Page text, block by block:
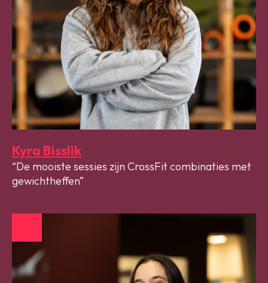
Kyra Bisslik
De mooiste sessies zijn CrossFit combinaties met
gewichtheffen